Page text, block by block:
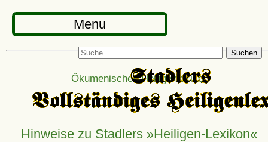
Menu
Suchen
Hinweise zu Stadlers »Heiligen-Lexikon«
Ökumenisches Heiligenlexikon